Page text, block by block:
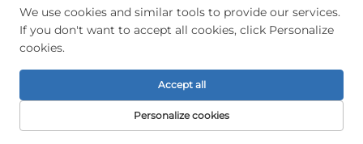
We use cookies and similar tools to provide our services.
If you don't want to accept all cookies, click Personalize
cookies.
Personalize cookies
Accept all